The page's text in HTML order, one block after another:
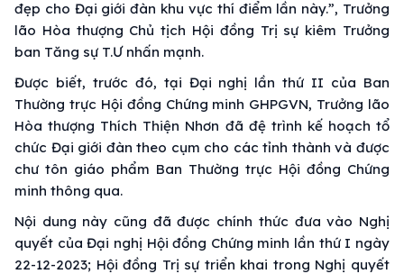
đẹp cho Đại giới đàn khu vực thí điểm lần này.”, Trưởng
lão Hòa thượng Chủ tịch Hội đồng Trị sự kiêm Trưởng
ban Tăng sự T.Ư nhấn mạnh.
Được biết, trước đó, tại Đại nghị lần thứ II của Ban
Thường trực Hội đồng Chứng minh GHPGVN, Trưởng lão
Hòa thượng Thích Thiện Nhơn đã đệ trình kế hoạch tổ
chức Đại giới đàn theo cụm cho các tỉnh thành và được
chư tôn giáo phẩm Ban Thường trực Hội đồng Chứng
minh thông qua.
Nội dung này cũng đã được chính thức đưa vào Nghị
quyết của Đại nghị Hội đồng Chứng minh lần thứ I ngày
22-12-2023; Hội đồng Trị sự triển khai trong Nghị quyết